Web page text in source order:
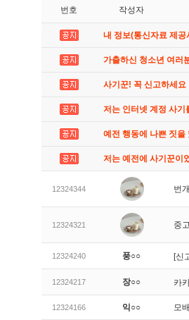
번호 작성자
내 정보(통신자료 제
가출하신 청소년 여러
사기꾼! 꼭 신고하세
저는 인터넷 계정 사기
예전 행동에 나쁜 짓을
저는 예전에 사기꾼이
12324344 번
12324321 중
12324240 풍○○ [신
12324217 장○○ 카
12324166 익○○ 모